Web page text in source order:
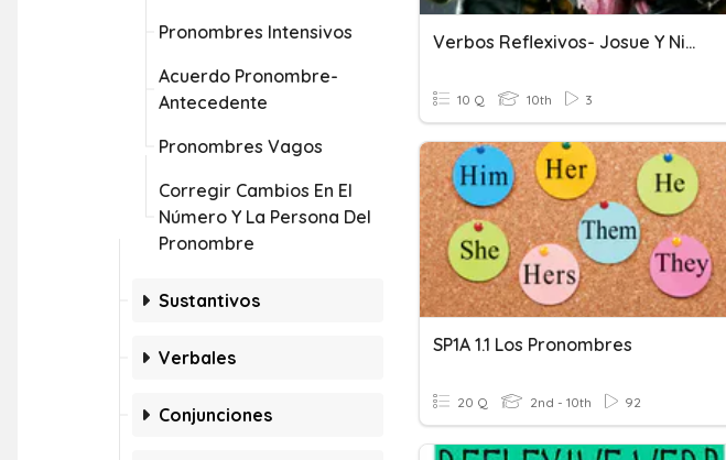
Pronombres Intensivos
Acuerdo Pronombre-
Antecedente
Pronombres Vagos
Corregir Cambios En El
Número Y La Persona Del
Pronombre
Sustantivos
Verbales
Conjunciones
Verbos Reflexivos- Josue Y Nicole
10 Q 10th 3
SP1A 1.1 Los Pronombres
20 Q 2nd - 10th 92